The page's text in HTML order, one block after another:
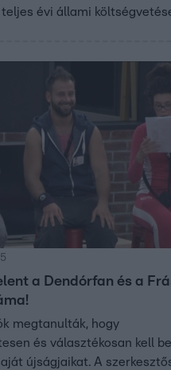
évi állami
a Dendórfan és a
megtanulták, hogy
és választékosan kell
újságjaikat. A